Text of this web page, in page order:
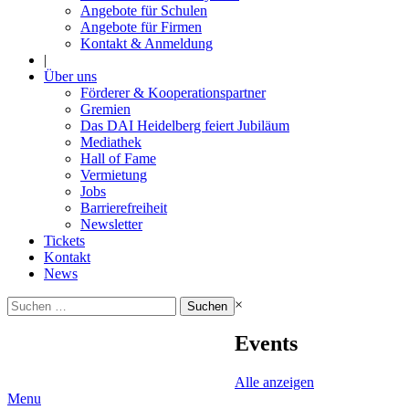
Angebote für Schulen
Angebote für Firmen
Kontakt & Anmeldung
|
Über uns
Förderer & Kooperationspartner
Gremien
Das DAI Heidelberg feiert Jubiläum
Mediathek
Hall of Fame
Vermietung
Jobs
Barrierefreiheit
Newsletter
Tickets
Kontakt
News
Suchen
nach:
×
Events
Alle anzeigen
Menu